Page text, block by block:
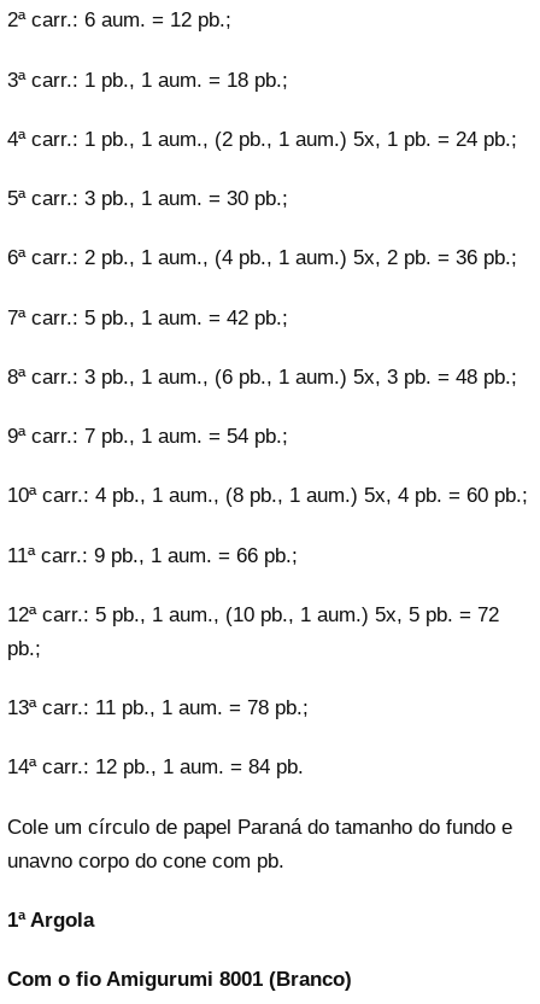
2ª carr.: 6 aum. = 12 pb.;
3ª carr.: 1 pb., 1 aum. = 18 pb.;
4ª carr.: 1 pb., 1 aum., (2 pb., 1 aum.) 5x, 1 pb. = 24 pb.;
5ª carr.: 3 pb., 1 aum. = 30 pb.;
6ª carr.: 2 pb., 1 aum., (4 pb., 1 aum.) 5x, 2 pb. = 36 pb.;
7ª carr.: 5 pb., 1 aum. = 42 pb.;
8ª carr.: 3 pb., 1 aum., (6 pb., 1 aum.) 5x, 3 pb. = 48 pb.;
9ª carr.: 7 pb., 1 aum. = 54 pb.;
10ª carr.: 4 pb., 1 aum., (8 pb., 1 aum.) 5x, 4 pb. = 60 pb.;
11ª carr.: 9 pb., 1 aum. = 66 pb.;
12ª carr.: 5 pb., 1 aum., (10 pb., 1 aum.) 5x, 5 pb. = 72
pb.;
13ª carr.: 11 pb., 1 aum. = 78 pb.;
14ª carr.: 12 pb., 1 aum. = 84 pb.
Cole um círculo de papel Paraná do tamanho do fundo e
unavno corpo do cone com pb.
1ª Argola
Com o fio Amigurumi 8001 (Branco)